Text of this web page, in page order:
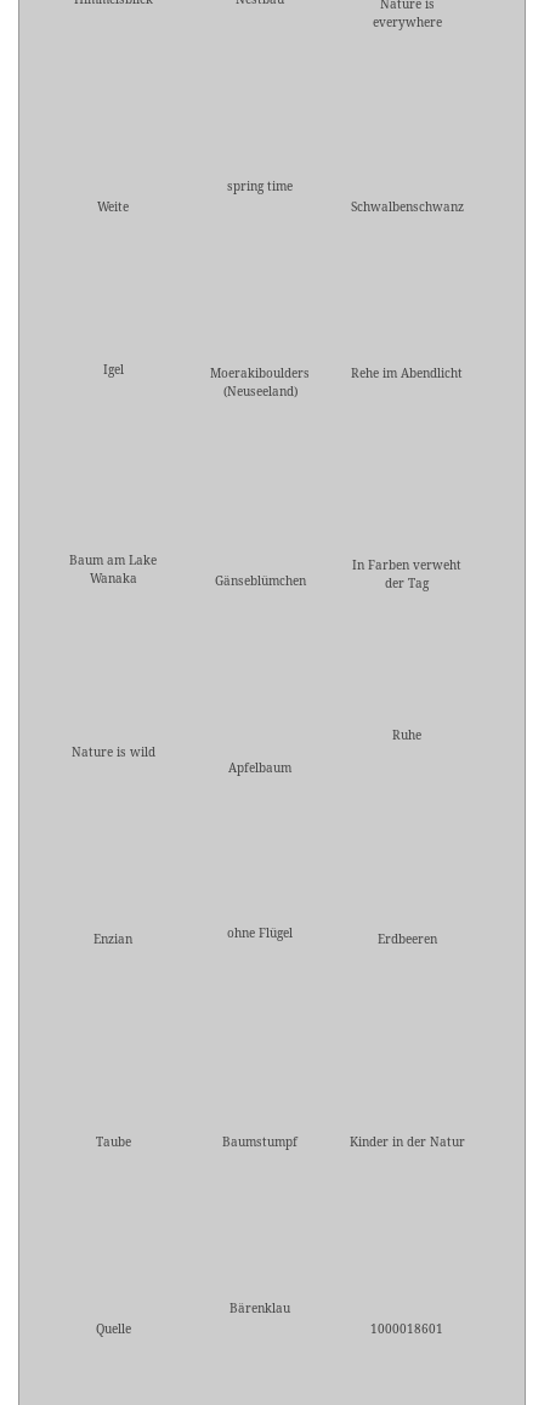
Nature is
everywhere
Weite
spring time
Schwalbenschwanz
Igel
Moerakiboulders
(Neuseeland)
Rehe im Abendlicht
Baum am Lake
Wanaka
Gänseblümchen
In Farben verweht
der Tag
Nature is wild
Apfelbaum
Ruhe
Enzian ohne Flügel Erdbeeren
Taube Baumstumpf Kinder in der Natur
Quelle
Bärenklau
1000018601